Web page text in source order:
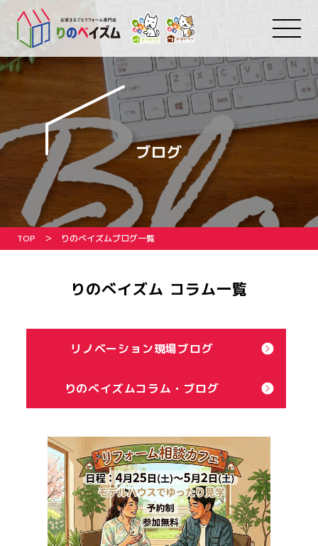
ブログ
TOP りのべイズムブログ一覧
りのべイズム コラム一覧
リノベーション現場ブログ
りのべイズムコラム・ブログ